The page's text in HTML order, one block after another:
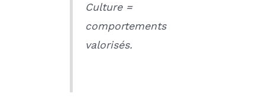
Culture =
comportements
valorisés.